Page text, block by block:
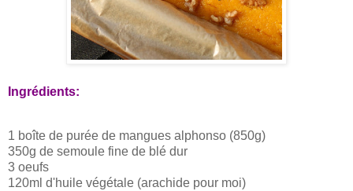
Ingrédients:
1 boîte de purée de mangues alphonso (850g)
350g de semoule fine de blé dur
3 oeufs
120ml d'huile végétale (arachide pour moi)